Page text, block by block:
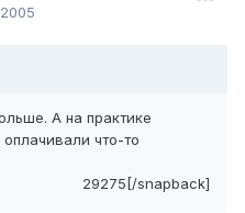
А на практике
что-то
29275[/snapback]